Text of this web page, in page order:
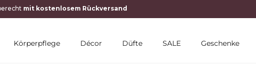
Körperpflege Décor Düfte SALE Geschenke